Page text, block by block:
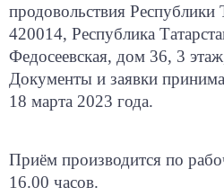
продовольствия Республики
420014, Республика
Федосеевская, дом 36, 3
Документы и заявки
18 марта 2023 года.
Приём производится по
16.00 часов.